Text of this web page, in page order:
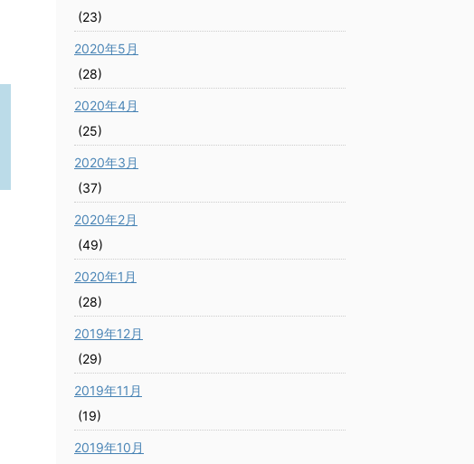
(23)
2020年5月
(28)
2020年4月
(25)
2020年3月
(37)
2020年2月
(49)
2020年1月
(28)
2019年12月
(29)
2019年11月
(19)
2019年10月